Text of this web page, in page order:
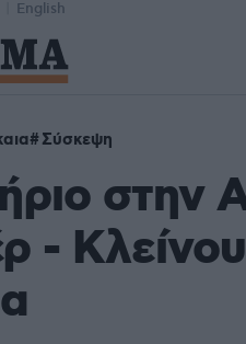
English
Σύσκεψη
στην
-